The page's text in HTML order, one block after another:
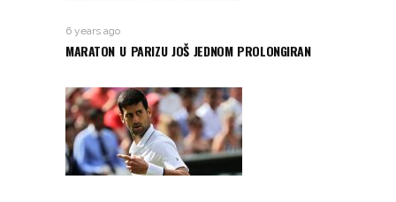
6 years ago
MARATON U PARIZU JOŠ JEDNOM PROLONGIRAN